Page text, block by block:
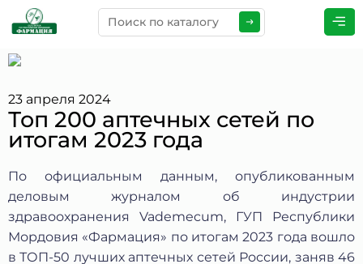
23 апреля 2024
Топ 200 аптечных сетей по
итогам 2023 года
По официальным данным, опубликованным
деловым журналом об индустрии
здравоохранения Vademecum, ГУП Республики
Мордовия «Фармация» по итогам 2023 года вошло
в ТОП-50 лучших аптечных сетей России, заняв 46
ПРЕДСТАВЬТЕСЬ
ТЕЛЕФОН*
ЭЛЕКТРОННАЯ ПОЧТА